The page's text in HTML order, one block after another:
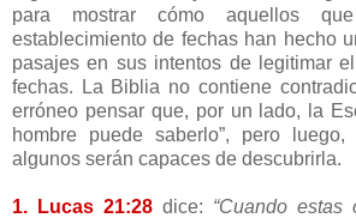
para mostrar cómo aquellos
establecimiento de fechas han hecho
pasajes en sus intentos de legitimar
fechas. La Biblia no contiene
erróneo pensar que, por un lado, la
hombre puede saberlo”, pero
algunos serán capaces de descubrirla.
1. Lucas 21:28 dice: “Cuando estas